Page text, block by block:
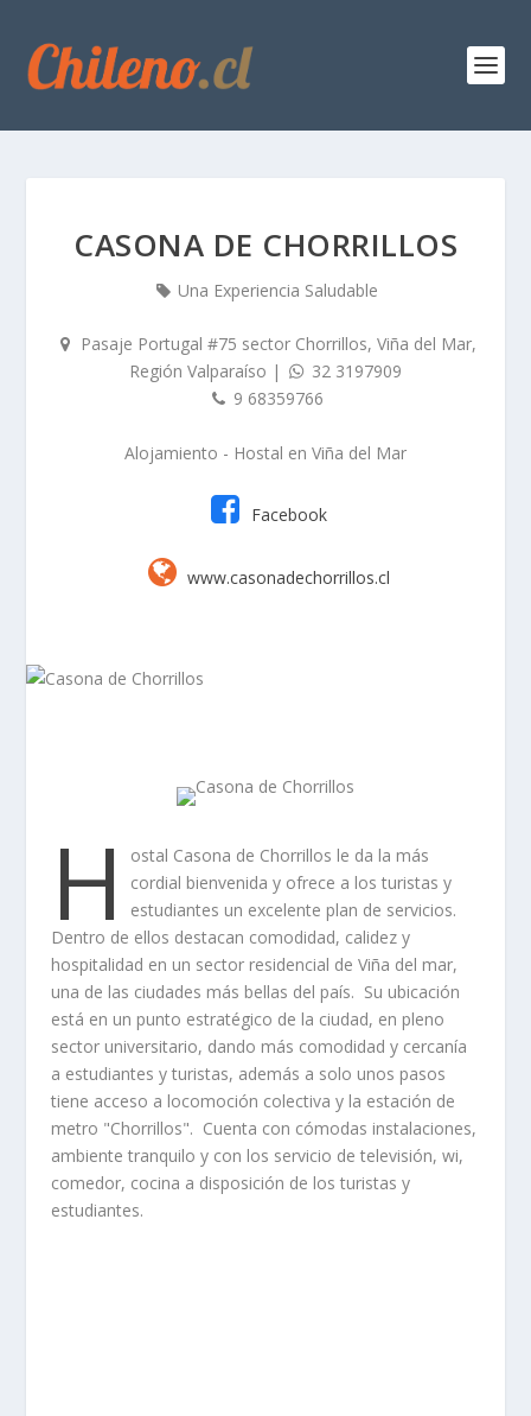
CASONA DE CHORRILLOS
Una Experiencia Saludable
Pasaje Portugal #75 sector Chorrillos, Viña del Mar,
Región Valparaíso |
32 3197909
9 68359766
Alojamiento - Hostal en Viña del Mar
Facebook
www.casonadechorrillos.cl
H
ostal Casona de Chorrillos le da la más
cordial bienvenida y ofrece a los turistas y
estudiantes un excelente plan de servicios.
Dentro de ellos destacan comodidad, calidez y
hospitalidad en un sector residencial de Viña del mar,
una de las ciudades más bellas del país. Su ubicación
está en un punto estratégico de la ciudad, en pleno
sector universitario, dando más comodidad y cercanía
a estudiantes y turistas, además a solo unos pasos
tiene acceso a locomoción colectiva y la estación de
metro "Chorrillos". Cuenta con cómodas instalaciones,
ambiente tranquilo y con los servicio de televisión, wifi,
comedor, cocina a disposición de los turistas y
estudiantes.